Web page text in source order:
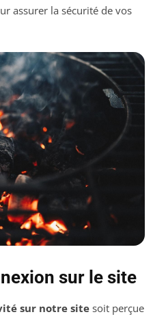
assurer la sécurité de vos
sur le site
sur notre site soit perçue